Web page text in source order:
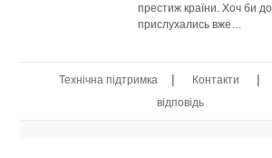
престиж країни. Хоч би
прислухались вже…
Технічна підтримка | Контакти |
відповідь